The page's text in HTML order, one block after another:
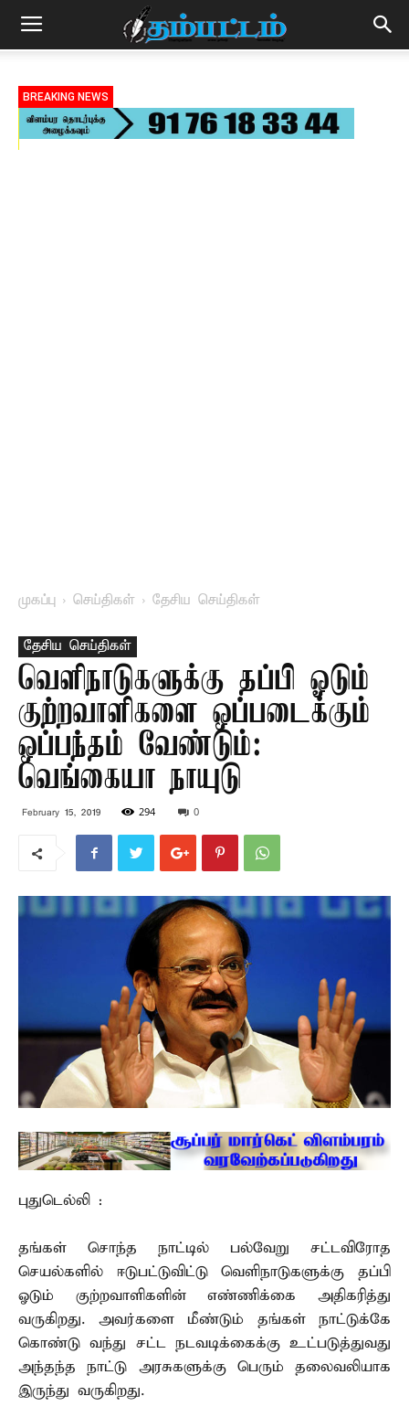
BREAKING NEWS
முகப்பு செய்திகள் தேசிய செய்திகள்
தேசிய செய்திகள்
வெளிநாடுகளுக்கு தப்பி ஓடும்
குற்றவாளிகளை ஒப்படைக்கும்
ஒப்பந்தம் வேண்டும்:
வெங்கையா நாயுடு
February 15, 2019 294 0
புதுடெல்லி :
தங்கள் சொந்த நாட்டில் பல்வேறு சட்டவிரோத
செயல்களில் ஈடுபட்டுவிட்டு வெளிநாடுகளுக்கு தப்பி
ஓடும் குற்றவாளிகளின் எண்ணிக்கை அதிகரித்து
வருகிறது. அவர்களை மீண்டும் தங்கள் நாட்டுக்கே
கொண்டு வந்து சட்ட நடவடிக்கைக்கு உட்படுத்துவது
அந்தந்த நாட்டு அரசுகளுக்கு பெரும் தலைவலியாக
இருந்து வருகிறது.